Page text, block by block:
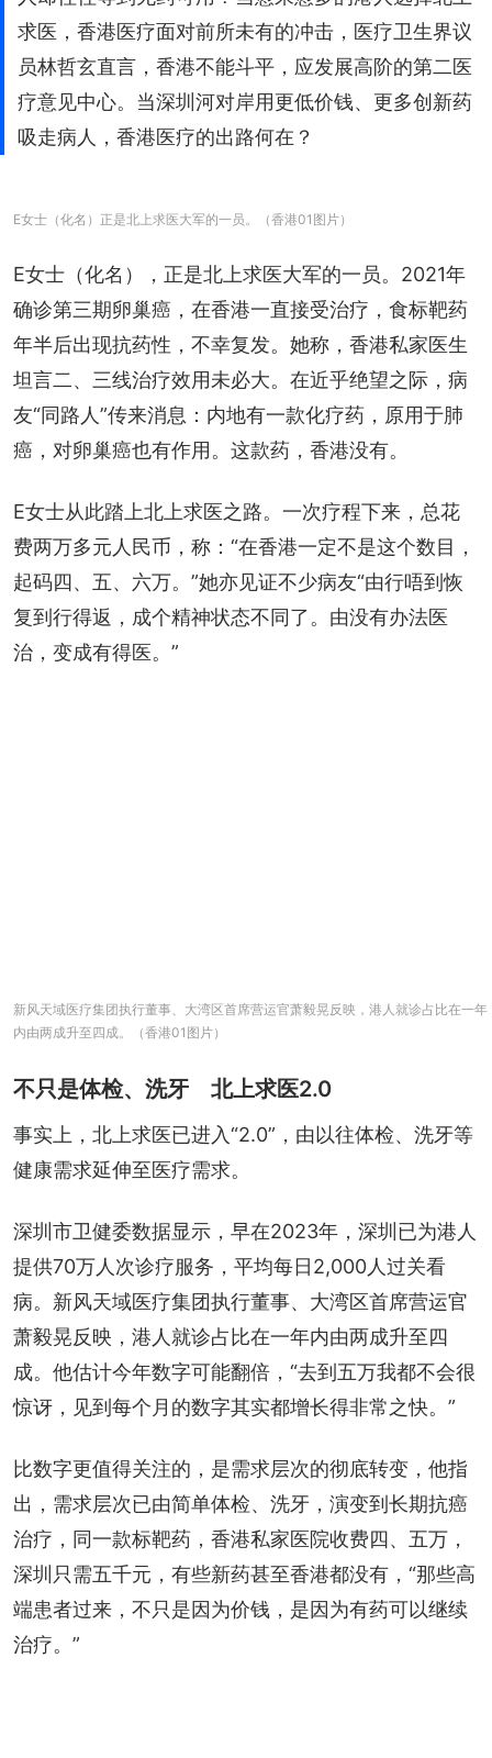
求医，香港医疗面对前所未有的冲击，医疗卫生界议
员林哲玄直言，香港不能斗平，应发展高阶的第二医
疗意见中心。当深圳河对岸用更低价钱、更多创新药
吸走病人，香港医疗的出路何在？
E女士（化名）正是北上求医大军的一员。（香港01图片）
E女士（化名），正是北上求医大军的一员。2021年
确诊第三期卵巢癌，在香港一直接受治疗，食标靶药
年半后出现抗药性，不幸复发。她称，香港私家医生
坦言二、三线治疗效用未必大。在近乎绝望之际，病
友“同路人”传来消息：内地有一款化疗药，原用于肺
癌，对卵巢癌也有作用。这款药，香港没有。
E女士从此踏上北上求医之路。一次疗程下来，总花
费两万多元人民币，称：“在香港一定不是这个数目，
起码四、五、六万。”她亦见证不少病友“由行唔到恢
复到行得返，成个精神状态不同了。由没有办法医
治，变成有得医。”
新风天域医疗集团执行董事、大湾区首席营运官萧毅晃反映，港人就诊占比在一年
内由两成升至四成。（香港01图片）
不只是体检、洗牙 北上求医2.0
事实上，北上求医已进入“2.0”，由以往体检、洗牙等
健康需求延伸至医疗需求。
深圳市卫健委数据显示，早在2023年，深圳已为港人
提供70万人次诊疗服务，平均每日2,000人过关看
病。新风天域医疗集团执行董事、大湾区首席营运官
萧毅晃反映，港人就诊占比在一年内由两成升至四
成。他估计今年数字可能翻倍，“去到五万我都不会很
惊讶，见到每个月的数字其实都增长得非常之快。”
比数字更值得关注的，是需求层次的彻底转变，他指
出，需求层次已由简单体检、洗牙，演变到长期抗癌
治疗，同一款标靶药，香港私家医院收费四、五万，
深圳只需五千元，有些新药甚至香港都没有，“那些高
端患者过来，不只是因为价钱，是因为有药可以继续
治疗。”